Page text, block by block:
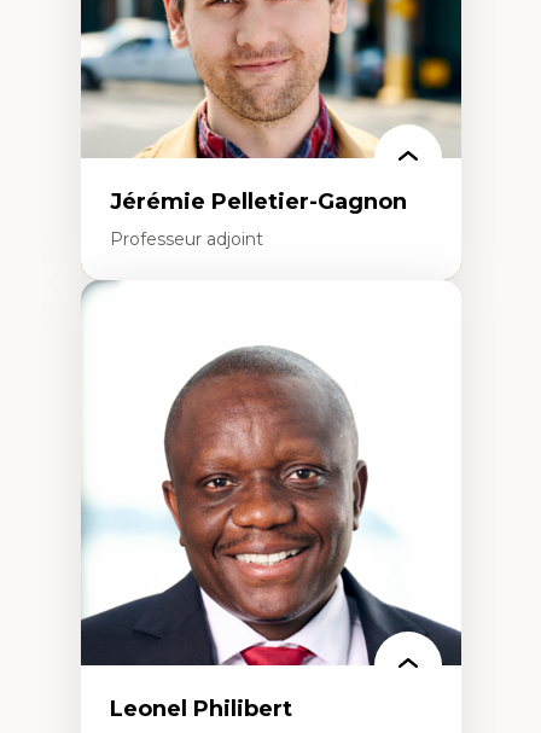
Jérémie Pelletier-Gagnon
Professeur adjoint
Études du jeu vidéo
Fouille de textes
Études postcoloniales
Études critiques des médias
Analyse de données
Études japonaises
Mondialisation
Traduction et localisation
Intelligence artificielle et communication
humain-machine
Leonel Philibert